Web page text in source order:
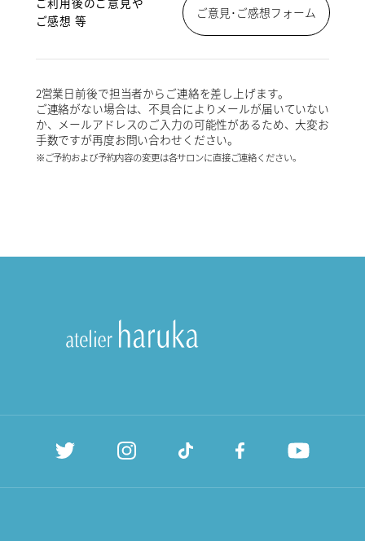
ご感想 等
ご意見･ご感想フォーム
2営業日前後で担当者からご連絡を差し上げます。
ご連絡がない場合は、不具合によりメールが届いていない
か、メールアドレスのご入力の可能性があるため、大変お
手数ですが再度お問い合わせください。
※ご予約および予約内容の変更は各サロンに直接ご連絡ください。